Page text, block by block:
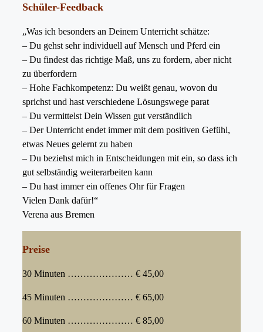
Schüler-Feedback
„Was ich besonders an Deinem Unterricht schätze:
– Du gehst sehr individuell auf Mensch und Pferd ein
– Du findest das richtige Maß, uns zu fordern, aber nicht
zu überfordern
– Hohe Fachkompetenz: Du weißt genau, wovon du
sprichst und hast verschiedene Lösungswege parat
– Du vermittelst Dein Wissen gut verständlich
– Der Unterricht endet immer mit dem positiven Gefühl,
etwas Neues gelernt zu haben
– Du beziehst mich in Entscheidungen mit ein, so dass ich
gut selbständig weiterarbeiten kann
– Du hast immer ein offenes Ohr für Fragen
Vielen Dank dafür!“
Verena aus Bremen
Preise
30 Minuten ………………… € 45,00
45 Minuten ………………… € 65,00
60 Minuten ………………… € 85,00